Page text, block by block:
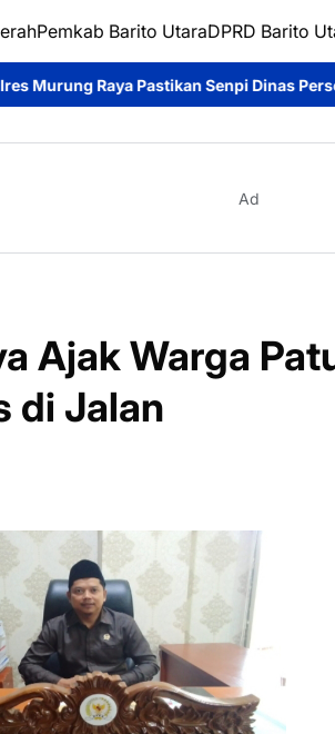
Pemkab Barito UtaraDPRD Barito
Senpi Dinas Personel Layak Pakai
Ad
Ajak Warga
di Jalan